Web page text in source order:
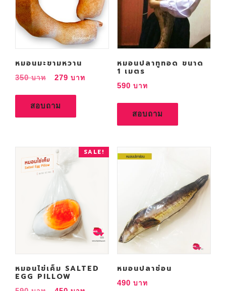
หมอนมะขามหวาน
350
O
i
a
i
c
e
w
s
:
279
t
s
2
สอบถาม
หมอนปลาทูทอด ขนาด
1 เมตร
590
สอบถาม
SALE!
หมอนไข่เค็ม SALTED
EGG PILLOW
หมอนปลาช่อน
490